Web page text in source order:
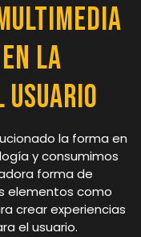
la
la forma en
y consumimos
forma de
elementos como
crear experiencias
el usuario.